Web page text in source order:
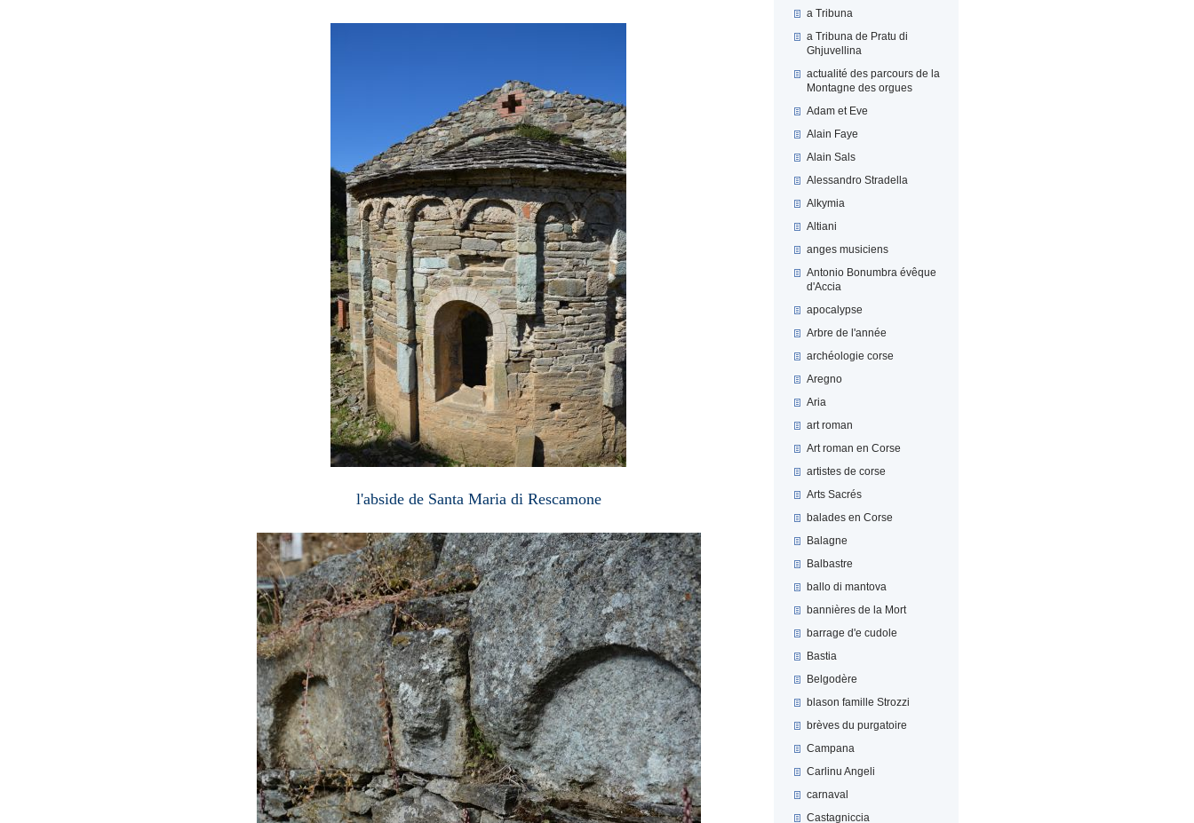
a Tribuna
a Tribuna de Pratu di
Ghjuvellina
actualité des parcours de la
Montagne des orgues
Adam et Eve
Alain Faye
Alain Sals
Alessandro Stradella
Alkymia
Altiani
anges musiciens
Antonio Bonumbra évêque
d'Accia
apocalypse
Arbre de l'année
archéologie corse
Aregno
Aria
art roman
Art roman en Corse
artistes de corse
Arts Sacrés
balades en Corse
Balagne
Balbastre
ballo di mantova
bannières de la Mort
barrage d'e cudole
Bastia
Belgodère
blason famille Strozzi
brèves du purgatoire
Campana
Carlinu Angeli
carnaval
Castagniccia
l'abside de Santa Maria di Rescamone